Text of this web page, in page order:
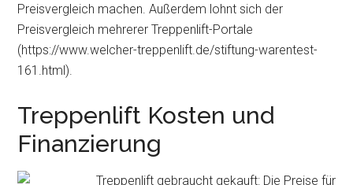
Preisvergleich machen. Außerdem lohnt sich der
Preisvergleich mehrerer Treppenlift-Portale
(https://www.welcher-treppenlift.de/stiftung-warentest-
161.html).
Treppenlift Kosten und
Finanzierung